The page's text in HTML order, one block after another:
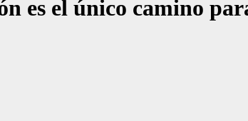
es el único camino